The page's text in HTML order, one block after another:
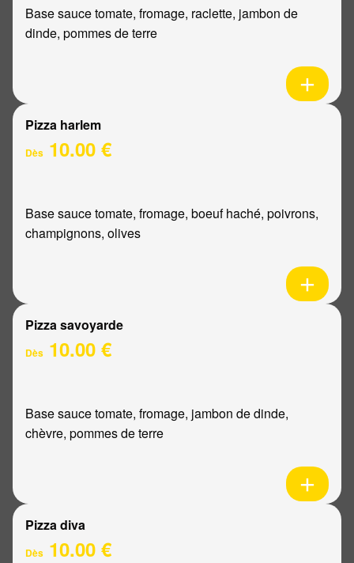
Base sauce tomate, fromage, raclette, jambon de
dinde, pommes de terre
Pizza harlem
Dès 10.00 €
Base sauce tomate, fromage, boeuf haché, poivrons,
champignons, olives
Pizza savoyarde
Dès 10.00 €
Base sauce tomate, fromage, jambon de dinde,
chèvre, pommes de terre
Pizza diva
Dès 10.00 €